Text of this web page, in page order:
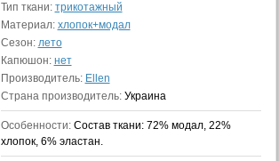
Тип ткани: трикотажный
Материал: хлопок+модал
Сезон: лето
Капюшон: нет
Производитель: Ellen
Страна производитель: Украина
Особенности: Состав ткани: 72% модал, 22%
хлопок, 6% эластан.